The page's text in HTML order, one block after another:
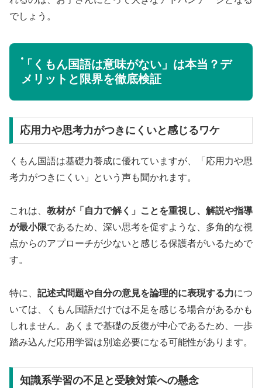
でしょう。
「くもん国語は意味がない」は本当？デ
メリットと限界を徹底検証
応用力や思考力がつきにくいと感じるワケ
くもん国語は基礎力養成に優れていますが、「応用力や思
考力がつきにくい」という声も聞かれます。
これは、 教材が「自力で解く」ことを重視し、解説や指導
が最小限であるため、深い思考を促すような、多角的な視
点からのアプローチが少ないと感じる保護者がいるためで
す。
特に、 記述式問題や自分の意見を論理的に表現する力につ
いては、くもん国語だけでは不足を感じる場合があるかも
しれません。あくまで基礎の反復が中心であるため、一歩
踏み込んだ応用学習は別途必要になる可能性があります。
知識系学習の不足と受験対策への懸念